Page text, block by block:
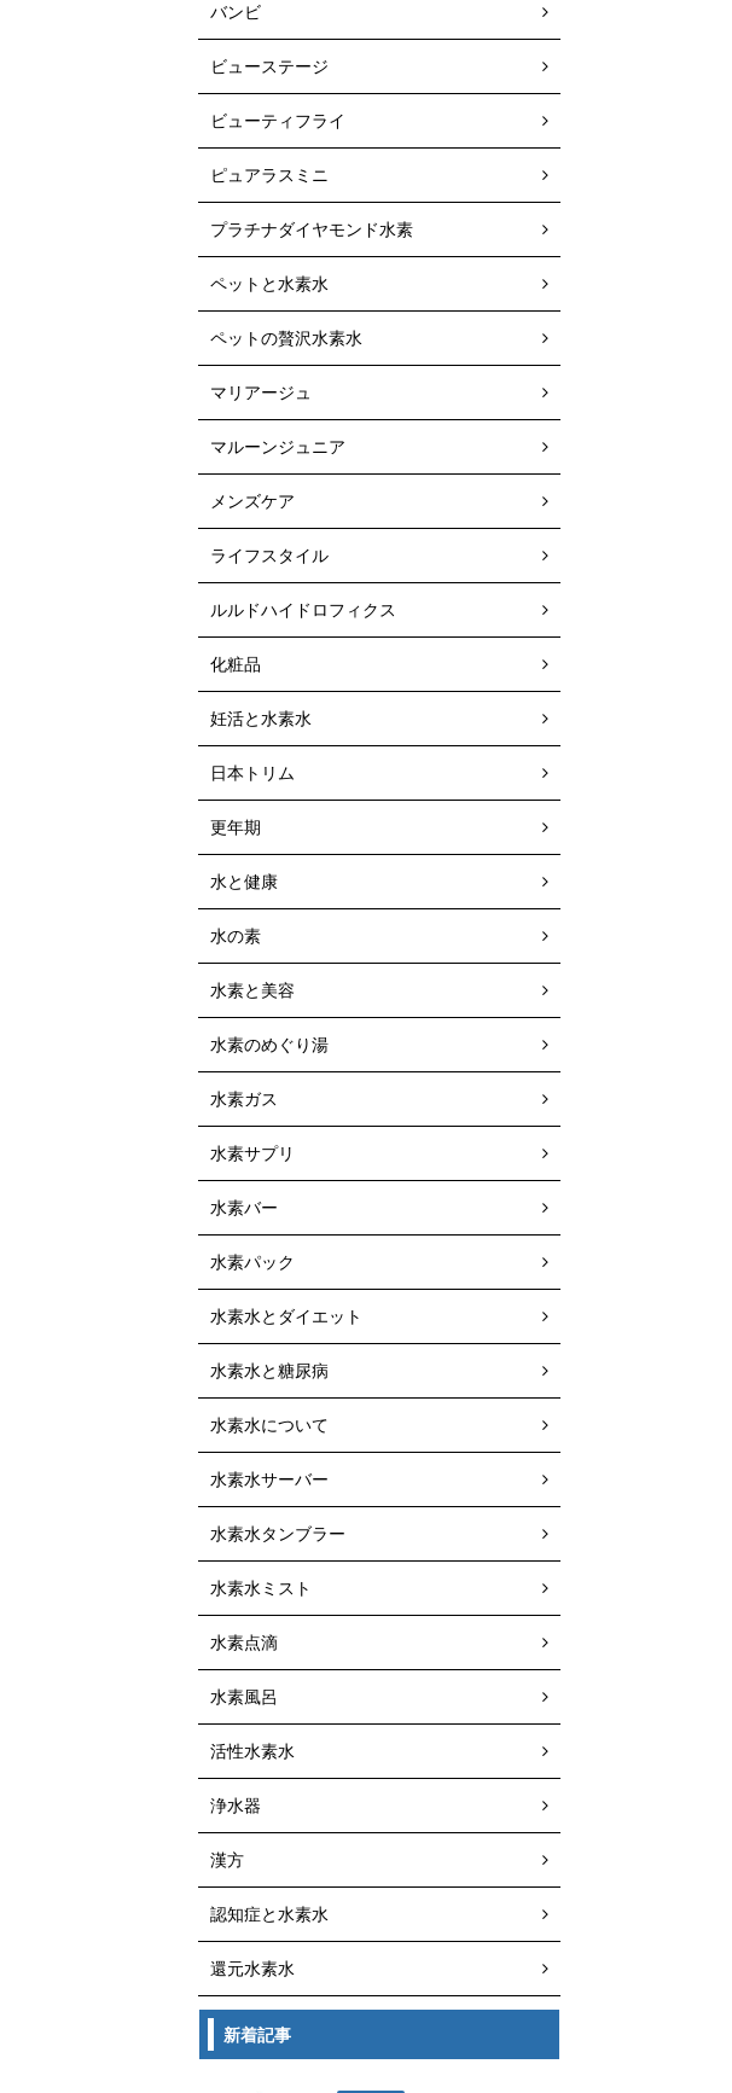
バンビ
ビューステージ
ビューティフライ
ピュアラスミニ
プラチナダイヤモンド水素
ペットと水素水
ペットの贅沢水素水
マリアージュ
マルーンジュニア
メンズケア
ライフスタイル
ルルドハイドロフィクス
化粧品
妊活と水素水
日本トリム
更年期
水と健康
水の素
水素と美容
水素のめぐり湯
水素ガス
水素サプリ
水素バー
水素パック
水素水とダイエット
水素水と糖尿病
水素水について
水素水サーバー
水素水タンブラー
水素水ミスト
水素点滴
水素風呂
活性水素水
浄水器
漢方
認知症と水素水
還元水素水
新着記事